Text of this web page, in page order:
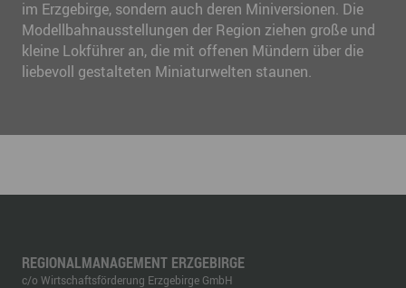
im Erzgebirge, sondern auch deren Miniversionen. Die
Modellbahnausstellungen der Region ziehen große und
kleine Lokführer an, die mit offenen Mündern über die
liebevoll gestalteten Miniaturwelten staunen.
REGIONALMANAGEMENT ERZGEBIRGE
c/o Wirtschaftsförderung Erzgebirge GmbH